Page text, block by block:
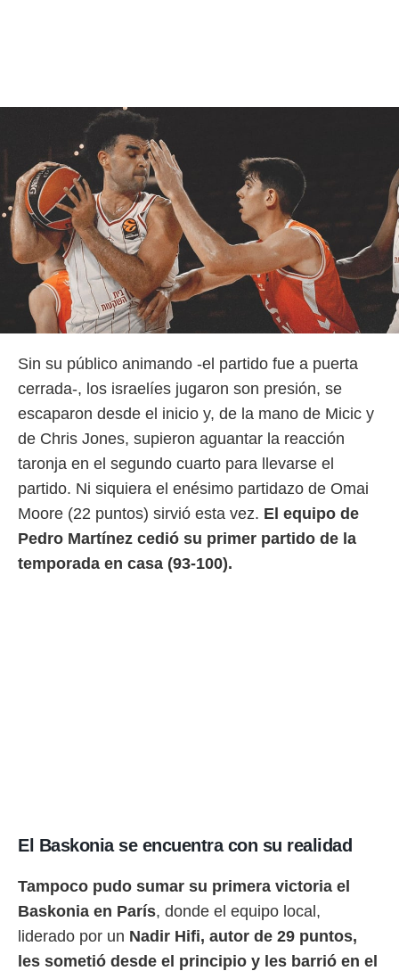
Sin su público animando -el partido fue a puerta
cerrada-, los israelíes jugaron son presión, se
escaparon desde el inicio y, de la mano de Micic y
de Chris Jones, supieron aguantar la reacción
taronja en el segundo cuarto para llevarse el
partido. Ni siquiera el enésimo partidazo de Omai
Moore (22 puntos) sirvió esta vez. El equipo de
Pedro Martínez cedió su primer partido de la
temporada en casa (93-100).
El Baskonia se encuentra con su realidad
Tampoco pudo sumar su primera victoria el
Baskonia en París, donde el equipo local,
liderado por un Nadir Hifi, autor de 29 puntos,
les sometió desde el principio y les barrió en el